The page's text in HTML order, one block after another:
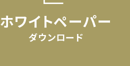
ホワイトペーパー
ダウンロード